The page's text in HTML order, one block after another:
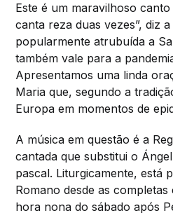
Este é um maravilhoso
canta reza duas vezes”, diz
popularmente atrubuída a
também vale para a
Apresentamos uma linda
Maria que, segundo a
Europa em momentos de
A música em questão é a
cantada que substitui o
pascal. Liturgicamente, está
Romano desde as
hora nona do sábado após